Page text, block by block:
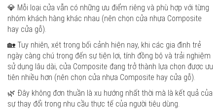
💎 Mỗi loại cửa vẫn có những ưu điểm riêng và phù hợp với từng
nhóm khách hàng khác nhau (nên chọn cửa nhựa Composite
hay cửa gỗ).
🏡 Tuy nhiên, xét trong bối cảnh hiện nay, khi các gia đình trẻ
ngày càng chú trọng đến sự tiện lợi, tính đồng bộ và trải nghiệm
sử dụng lâu dài, cửa Composite đang trở thành lựa chọn được ưu
tiên nhiều hơn (nên chọn cửa nhựa Composite hay cửa gỗ).
🌿 Đây không đơn thuần là xu hướng nhất thời mà là kết quả của
sự thay đổi trong nhu cầu thực tế của người tiêu dùng.